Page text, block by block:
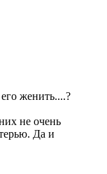
женить....?
не очень
Да и